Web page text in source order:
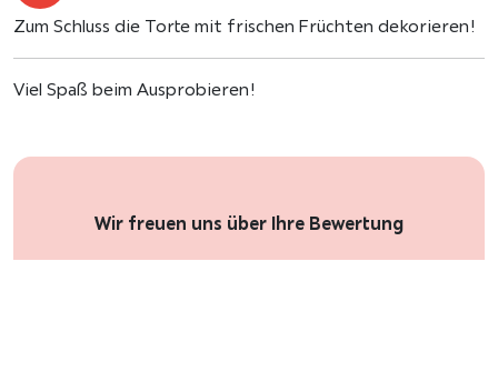
Zum Schluss die Torte mit frischen Früchten dekorieren!
Viel Spaß beim Ausprobieren!
Wir freuen uns über Ihre Bewertung